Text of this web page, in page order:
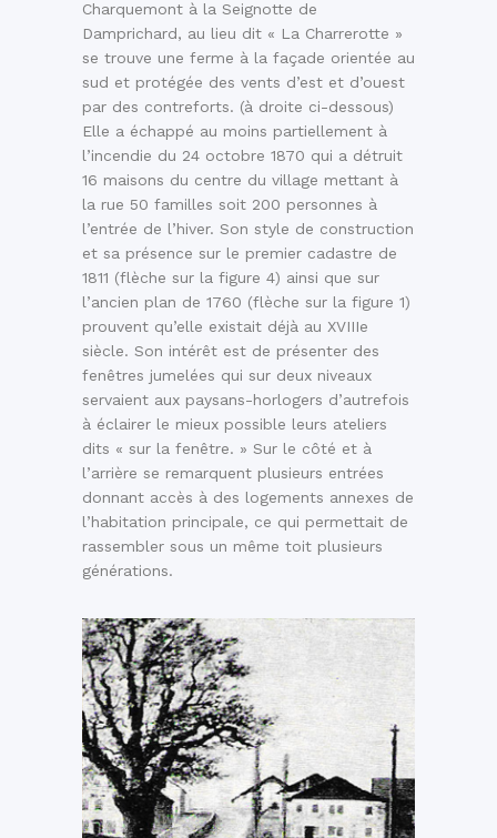
Charquemont à la Seignotte de
Damprichard, au lieu dit « La Charrerotte »
se trouve une ferme à la façade orientée au
sud et protégée des vents d’est et d’ouest
par des contreforts. (à droite ci-dessous)
Elle a échappé au moins partiellement à
l’incendie du 24 octobre 1870 qui a détruit
16 maisons du centre du village mettant à
la rue 50 familles soit 200 personnes à
l’entrée de l’hiver. Son style de construction
et sa présence sur le premier cadastre de
1811 (flèche sur la figure 4) ainsi que sur
l’ancien plan de 1760 (flèche sur la figure 1)
prouvent qu’elle existait déjà au XVIIIe
siècle. Son intérêt est de présenter des
fenêtres jumelées qui sur deux niveaux
servaient aux paysans-horlogers d’autrefois
à éclairer le mieux possible leurs ateliers
dits « sur la fenêtre. » Sur le côté et à
l’arrière se remarquent plusieurs entrées
donnant accès à des logements annexes de
l’habitation principale, ce qui permettait de
rassembler sous un même toit plusieurs
générations.